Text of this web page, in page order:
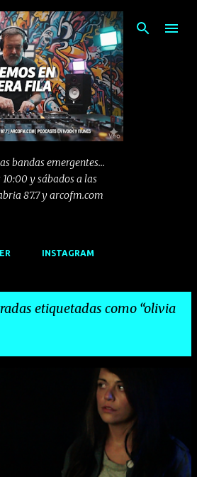
Ir al contenido principal
bandas emergentes...
y sábados a las
87.7 y arcofm.com
INSTAGRAM
etiquetadas como olivia